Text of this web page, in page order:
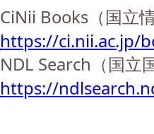
CiNii Books（国立
https://ci.nii.ac.jp/
NDL Search（国立
https://